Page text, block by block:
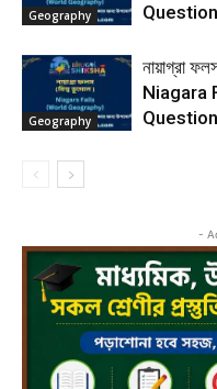
Geography
Geography
নায়াগ্রা
Niagara
-